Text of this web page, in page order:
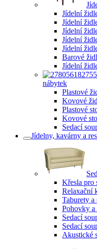
Jídelní
Jídelní
Jídelní
Jídelní
Jídelní
Barové
Jídelní
nábytek
Plastové
Kovové
Plastové
Kovové
Sedací
Jídelny, kavárny a
Křesla pro
Relaxační
Taburety
Pohovky a
Sedací
Sedací
Akustické